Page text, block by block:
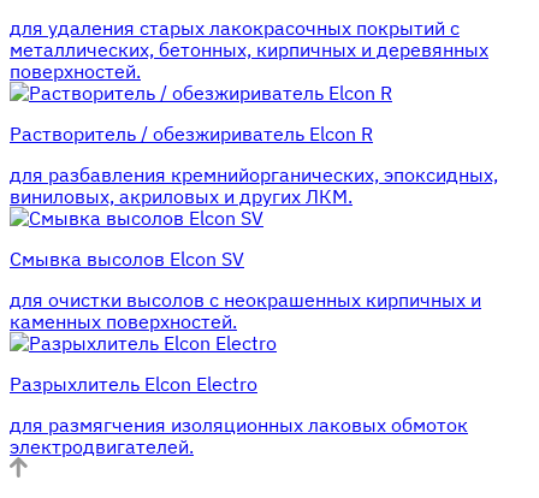
для удаления старых лакокрасочных покрытий с
металлических, бетонных, кирпичных и деревянных
поверхностей.
Растворитель / обезжириватель Elcon R
для разбавления кремнийорганических, эпоксидных,
виниловых, акриловых и других ЛКМ.
Смывка высолов Elcon SV
для очистки высолов с неокрашенных кирпичных и
каменных поверхностей.
Разрыхлитель Elcon Electro
для размягчения изоляционных лаковых обмоток
электродвигателей.